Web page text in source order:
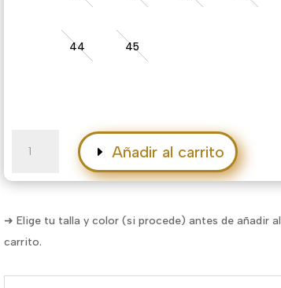
38,90€
44 45
cantidad
Añadir al carrito
➜ Elige tu talla y color (si procede) antes de añadir al
carrito.